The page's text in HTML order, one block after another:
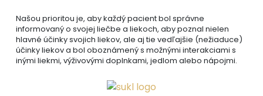
Našou prioritou je, aby každý pacient bol správne
informovaný o svojej liečbe a liekoch, aby poznal nielen
hlavné účinky svojich liekov, ale aj tie vedľajšie (nežiaduce)
účinky liekov a bol oboznámený s možnými interakciami s
inými liekmi, výživovými doplnkami, jedlom alebo nápojmi.